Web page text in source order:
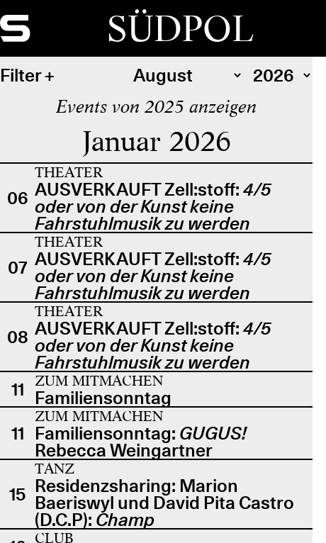
SÜDPOL
Filter
Events von 2025 anzeigen
Januar 2026
06
THEATER
AUSVERKAUFT Zell:stoff: 4/5
oder von der Kunst keine
Fahrstuhlmusik zu werden
07
THEATER
AUSVERKAUFT Zell:stoff: 4/5
oder von der Kunst keine
Fahrstuhlmusik zu werden
08
THEATER
AUSVERKAUFT Zell:stoff: 4/5
oder von der Kunst keine
Fahrstuhlmusik zu werden
11
ZUM MITMACHEN
Familiensonntag
11
ZUM MITMACHEN
Familiensonntag: GUGUS!
Rebecca Weingartner
15
TANZ
Residenzsharing: Marion
Baeriswyl und David Pita Castro
(D.C.P): Champ
CLUB